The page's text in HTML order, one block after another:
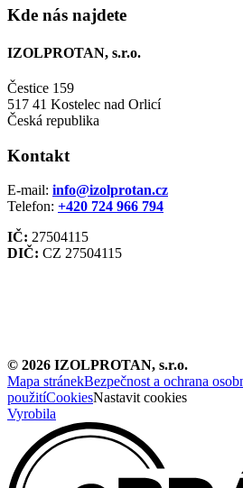
Kde nás najdete
IZOLPROTAN, s.r.o.
Čestice 159
517 41 Kostelec nad Orlicí
Česká republika
Kontakt
E-mail: info@izolprotan.cz
Telefon: +420 724 966 794
IČ: 27504115
DIČ: CZ 27504115
© 2026 IZOLPROTAN, s.r.o.
Mapa stránekBezpečnost a ochrana
použitíCookiesNastavit cookies
Vyrobila